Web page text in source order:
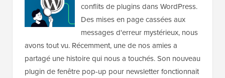
conflits de plugins dans WordPress.
Des mises en page cassées aux
messages d'erreur mystérieux, nous
avons tout vu. Récemment, une de nos amies a
partagé une histoire qui nous a touchés. Son nouveau
plugin de fenêtre pop-up pour newsletter fonctionnait